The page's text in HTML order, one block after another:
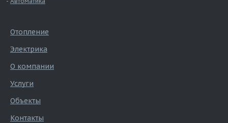
Отопление
Электрика
О компании
Услуги
Объекты
Контакты